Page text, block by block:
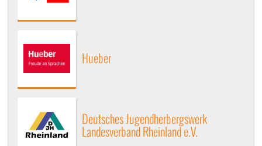
Hueber
Deutsches Jugendherbergswerk
Landesverband Rheinland e.V.